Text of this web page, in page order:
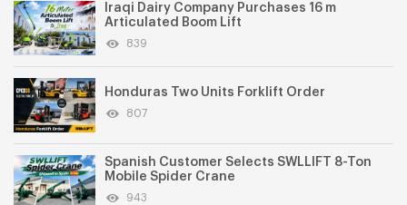
Iraqi Dairy Company Purchases 16 m
Articulated Boom Lift
839
Honduras Two Units Forklift Order
807
Spanish Customer Selects SWLLIFT 8-Ton
Mobile Spider Crane
943